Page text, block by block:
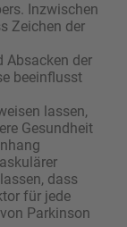
Inzwischen
Zeichen der
Absacken der
beeinflusst
lassen,
Gesundheit
dass
für jede
Parkinson